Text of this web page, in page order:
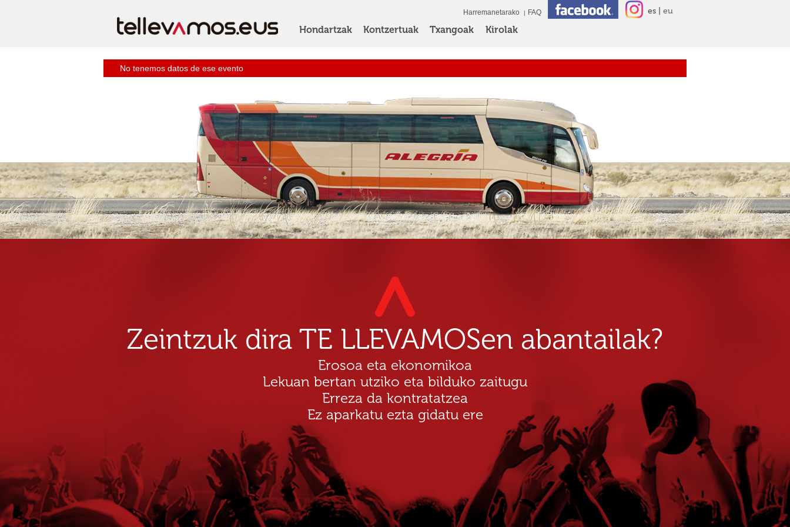
Hondartzak Kontzertuak Txangoak Kirolak
Harremanetarako FAQ es eu
No tenemos datos de ese evento
Zeintzuk dira TE LLEVAMOSen abantailak?
Erosoa eta ekonomikoa
Lekuan bertan utziko eta bilduko zaitugu
Erreza da kontratatzea
Ez aparkatu ezta gidatu ere